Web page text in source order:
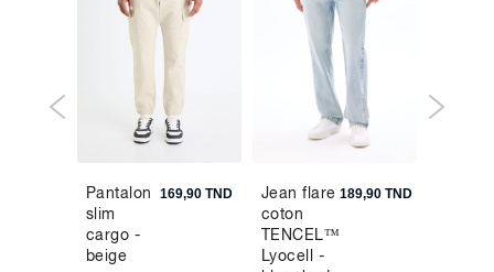
Pantalon
slim
cargo -
beige
169,90 TND
Jean flare
coton
TENCEL™
Lyocell -
189,90 TND